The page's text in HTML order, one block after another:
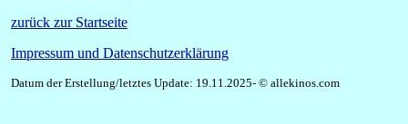
zurück zur Startseite
Impressum und Datenschutzerklärung
Datum der Erstellung/letztes Update: 19.11.2025- © allekinos.com